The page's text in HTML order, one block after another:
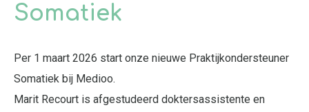
Somatiek
Per 1 maart 2026 start onze nieuwe Praktijkondersteuner
Somatiek bij Medioo.
Marit Recourt is afgestudeerd doktersassistente en